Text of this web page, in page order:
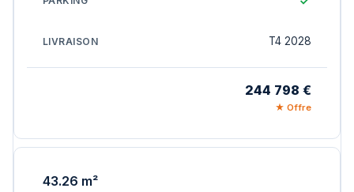
T4 2028
244 798 €
★ Offre
43.26 m²